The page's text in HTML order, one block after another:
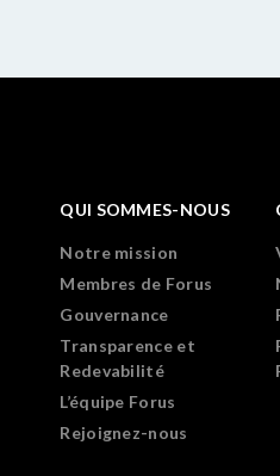
QUI SOMMES-NOUS
Notre mission
Membres de Forus
Gouvernance
Transparence et
Redevabilité
L’équipe Forus
Rejoignez-nous